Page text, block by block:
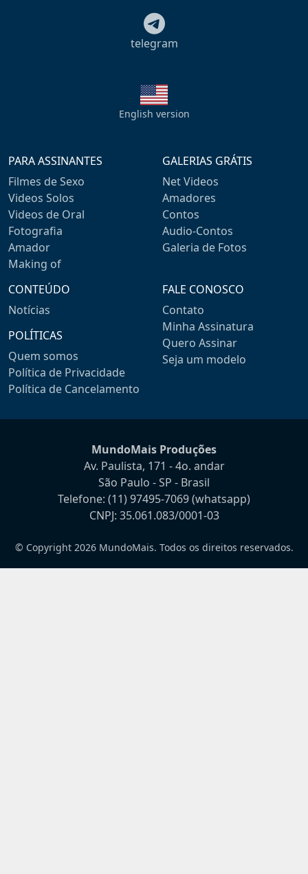
telegram
English version
PARA ASSINANTES
Filmes de Sexo
Videos Solos
Videos de Oral
Fotografia
Amador
Making of
GALERIAS GRÁTIS
Net Videos
Amadores
Contos
Audio-Contos
Galeria de Fotos
CONTEÚDO
Notícias
POLÍTICAS
Quem somos
Política de Privacidade
Política de Cancelamento
FALE CONOSCO
Contato
Minha Assinatura
Quero Assinar
Seja um modelo
MundoMais Produções
Av. Paulista, 171 - 4o. andar
São Paulo - SP - Brasil
Telefone: (11) 97495-7069(whatsapp)
CNPJ: 35.061.083/0001-03
© Copyright 2026 MundoMais. Todos os direitos reservados.